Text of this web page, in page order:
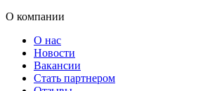
О компании
О нас
Новости
Вакансии
Стать партнером